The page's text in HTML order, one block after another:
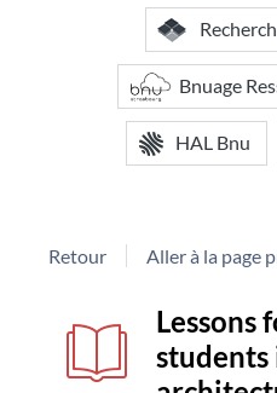
Bnuage
HAL Bnu
Retour Aller à la page
Détail
document
Lessons
students